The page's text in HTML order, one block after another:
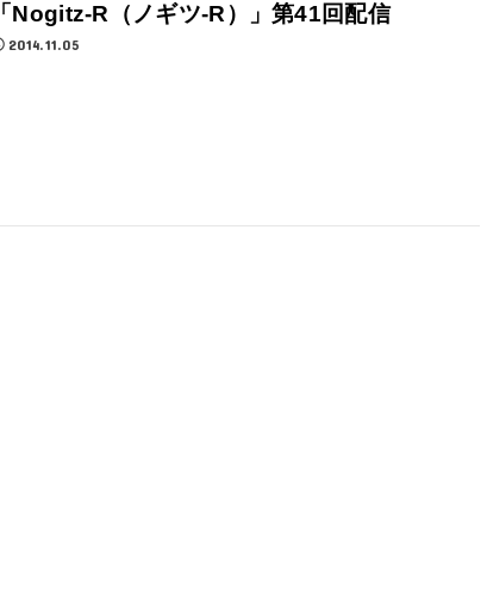
「Nogitz-R（ノギツ-R）」第41回配信
2014.11.05